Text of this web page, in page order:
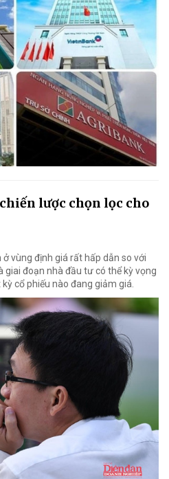
lược chọn lọc cho
vùng định giá rất hấp dẫn so với
giai đoạn nhà đầu tư có thể kỳ vọng
cổ phiếu nào đang giảm giá.